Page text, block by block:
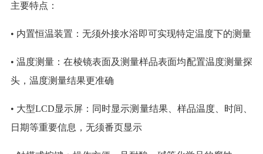
主要特点：
• 内置恒温装置：无须外接水浴即可实现特定温度下的测量
• 温度测量：在棱镜表面及测量样品表面均配置温度测量探
头，温度测量结果更准确
• 大型LCD显示屏：同时显示测量结果、样品温度、时间、
日期等重要信息，无须番页显示